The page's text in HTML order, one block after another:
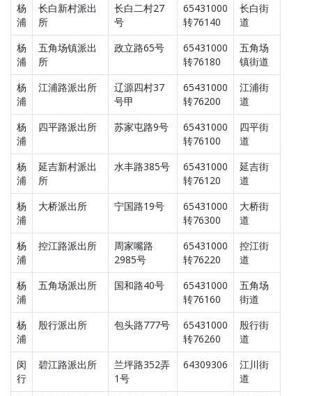
杨
浦
长白新村派出
所
长白二村27
号
65431000
转76140
长白街
道
杨
浦
五角场镇派出
所
政立路65号
65431000
转76180
五角场
镇街道
杨
浦
江浦路派出所
辽源四村37
号甲
65431000
转76200
江浦街
道
杨
浦
四平路派出所 苏家屯路9号
65431000
转76100
四平街
道
杨
浦
延吉新村派出
所
水丰路385号
65431000
转76120
延吉街
道
杨
浦
大桥派出所 宁国路19号
65431000
转76300
大桥街
道
杨
浦
控江路派出所
周家嘴路
2985号
65431000
转76220
控江街
道
杨
浦
五角场派出所 国和路40号
65431000
转76160
五角场
街道
杨
浦
殷行派出所 包头路777号
65431000
转76260
殷行街
道
闵
行
碧江路派出所
兰坪路352弄
1号
64309306
江川街
道